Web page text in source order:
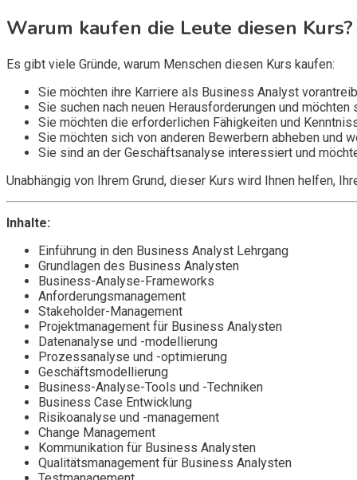
Warum kaufen die Leute diesen Kurs?
Es gibt viele Gründe, warum Menschen diesen Kurs kaufen:
Sie möchten ihre Karriere als Business Analyst
Sie suchen nach neuen Herausforderungen und
Sie möchten die erforderlichen Fähigkeiten und
Sie möchten sich von anderen Bewerbern abheben und
Sie sind an der Geschäftsanalyse interessiert und
Unabhängig von Ihrem Grund, dieser Kurs wird Ihnen helfen,
Inhalte:
Einführung in den Business Analyst Lehrgang
Grundlagen des Business Analysten
Business-Analyse-Frameworks
Anforderungsmanagement
Stakeholder-Management
Projektmanagement für Business Analysten
Datenanalyse und -modellierung
Prozessanalyse und -optimierung
Geschäftsmodellierung
Business-Analyse-Tools und -Techniken
Business Case Entwicklung
Risikoanalyse und -management
Change Management
Kommunikation für Business Analysten
Qualitätsmanagement für Business Analysten